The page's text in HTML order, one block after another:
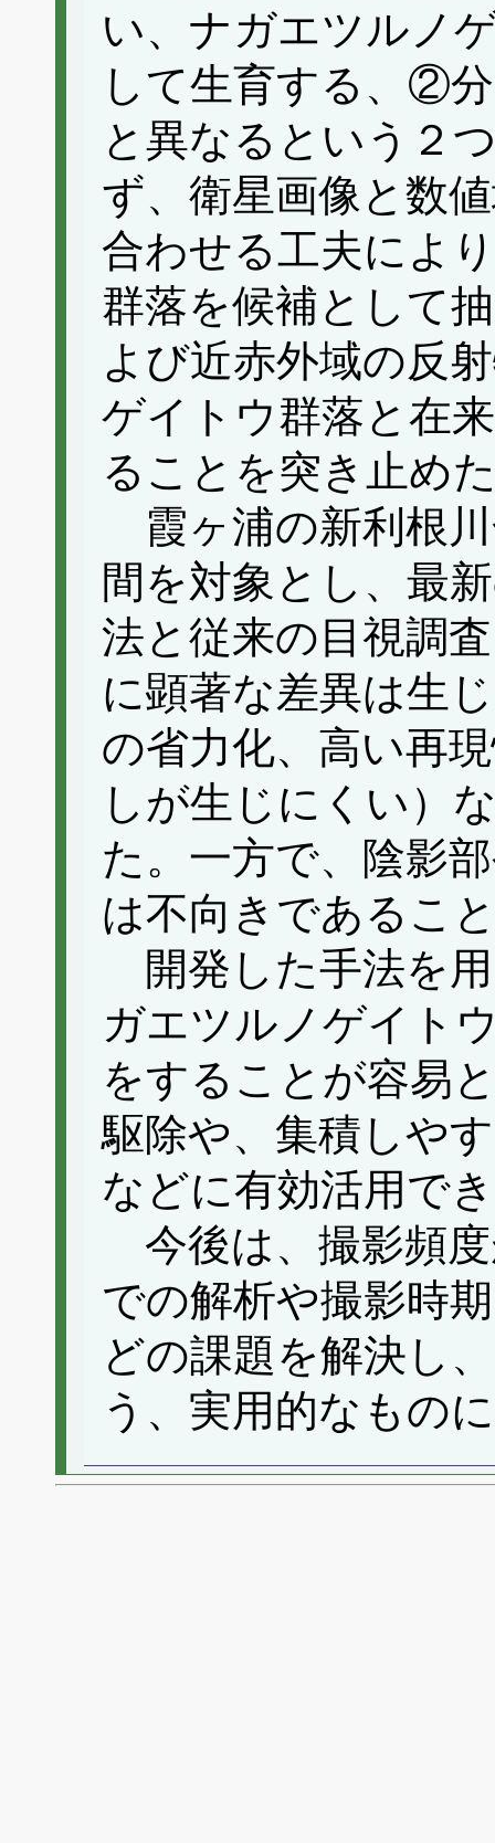
い、ナガエツルノ
して生育する、②
と異なるという２
ず、衛星画像と数
合わせる工夫によ
群落を候補として
よび近赤外域の反
ゲイトウ群落と在
ることを突き止め
霞ヶ浦の新利根
間を対象とし、最
法と従来の目視調
に顕著な差異は生
の省力化、高い再
しが生じにくい）
た。一方で、陰影
は不向きであるこ
開発した手法を
ガエツルノゲイト
をすることが容易
駆除や、集積しや
などに有効活用で
今後は、撮影頻
での解析や撮影時
どの課題を解決し
う、実用的なもの